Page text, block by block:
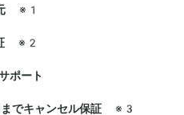
※1
※2
ポート
でキャンセル保証 ※3